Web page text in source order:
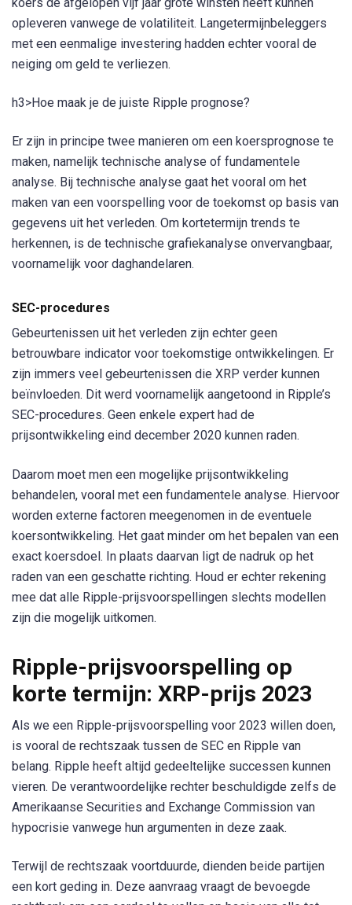
opleveren vanwege de volatiliteit. Langetermijnbeleggers
met een eenmalige investering hadden echter vooral de
neiging om geld te verliezen.
h3>Hoe maak je de juiste Ripple prognose?
Er zijn in principe twee manieren om een ​​koersprognose te
maken, namelijk technische analyse of fundamentele
analyse. Bij technische analyse gaat het vooral om het
maken van een voorspelling voor de toekomst op basis van
gegevens uit het verleden. Om kortetermijn trends te
herkennen, is de technische grafiekanalyse onvervangbaar,
voornamelijk voor daghandelaren.
SEC-procedures
Gebeurtenissen uit het verleden zijn echter geen
betrouwbare indicator voor toekomstige ontwikkelingen. Er
zijn immers veel gebeurtenissen die XRP verder kunnen
beïnvloeden. Dit werd voornamelijk aangetoond in Ripple’s
SEC-procedures. Geen enkele expert had de
prijsontwikkeling eind december 2020 kunnen raden.
Daarom moet men een mogelijke prijsontwikkeling
behandelen, vooral met een fundamentele analyse. Hiervoor
worden externe factoren meegenomen in de eventuele
koersontwikkeling. Het gaat minder om het bepalen van een
exact koersdoel. In plaats daarvan ligt de nadruk op het
raden van een geschatte richting. Houd er echter rekening
mee dat alle Ripple-prijsvoorspellingen slechts modellen
zijn die mogelijk uitkomen.
Ripple-prijsvoorspelling op
korte termijn: XRP-prijs 2023
Als we een Ripple-prijsvoorspelling voor 2023 willen doen,
is vooral de rechtszaak tussen de SEC en Ripple van
belang. Ripple heeft altijd gedeeltelijke successen kunnen
vieren. De verantwoordelijke rechter beschuldigde zelfs de
Amerikaanse Securities and Exchange Commission van
hypocrisie vanwege hun argumenten in deze zaak.
Terwijl de rechtszaak voortduurde, dienden beide partijen
een kort geding in. Deze aanvraag vraagt ​​de bevoegde